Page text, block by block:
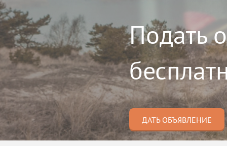
Подать
ДАТЬ ОБЪЯВЛЕНИЕ